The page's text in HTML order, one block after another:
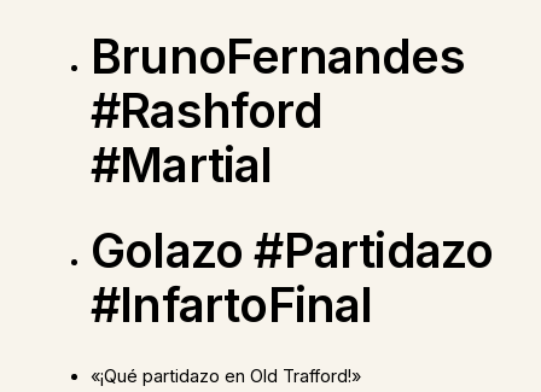
BrunoFernandes
#Rashford
#Martial
Golazo #Partidazo
#InfartoFinal
«¡Qué partidazo en Old Trafford!»